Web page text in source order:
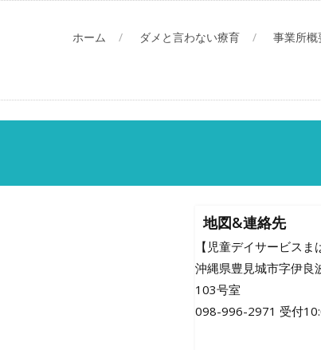
ホーム ダメと言わない療育 事業所概
地図&連絡先
【児童デイサービスま
沖縄県豊見城市字伊良
103号室
098-996-2971 受付